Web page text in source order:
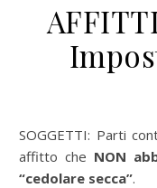
SOGGETTI: Parti
affitto che NON
“cedolare secca”.